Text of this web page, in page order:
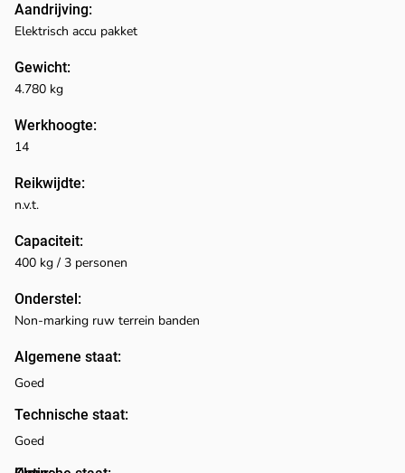
Aandrijving:
Gewicht:
Werkhoogte:
Reikwijdte:
Capaciteit:
Onderstel:
Algemene staat:
Technische staat:
Elektrisch accu pakket
4.780 kg
14
n.v.t.
400 kg / 3 personen
Non-marking ruw terrein banden
Goed
Goed